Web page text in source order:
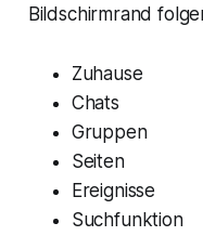
Bildschirmrand
Zuhause
Chats
Gruppen
Seiten
Ereignisse
Suchfunktion